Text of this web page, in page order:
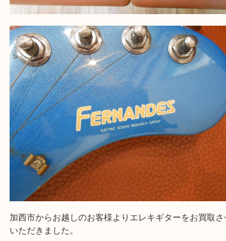
Facebook
Twitter
Line
FERNANDES フェルナンデス エレキギター
DEGI-ZO
公開日:2024/07/31 最終更新日:2025/08/04
FERNANDES フェルナンデス エレキギター ZO-3 DEGI-ZO（
ンデス ZO-3 DEGI-ZO N/A ）
全て エレキギター 楽器 加西市